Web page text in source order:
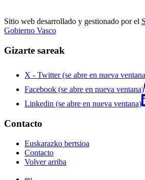
Sitio web desarrollado y gestionado por el
Gobierno Vasco
Gizarte sareak
X - Twitter (se abre en nueva
Facebook (se abre en nueva ventana)
Linkedin (se abre en nueva ventana)
Contacto
Euskarazko bertsioa
Contacto
Volver arriba